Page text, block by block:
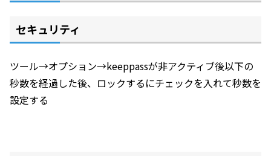
セキュリティ
ツール→オプション→keeppassが非アクティブ後以下の
秒数を経過した後、ロックするにチェックを入れて秒数を
設定する